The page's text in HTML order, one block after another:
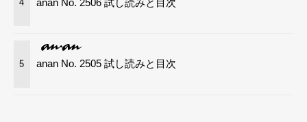
4
5 anan No. 2505 試し読みと目次